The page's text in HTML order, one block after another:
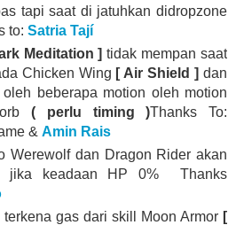
tapi saat di jatuhkan didropzone
to: Satria Tají
Meditation ] tidak mempan saat
Chicken Wing [ Air Shield ] dan
beberapa motion oleh motion
orb( perlu timing )Thanks To:
& Amin Rais
Werewolf dan Dragon Rider akan
jika keadaan HP 0% Thanks
gas dari skill Moon Armor [